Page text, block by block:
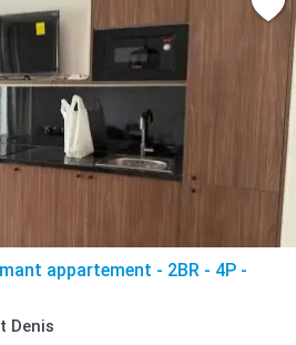
appartement - 2BR - 4P -
Denis